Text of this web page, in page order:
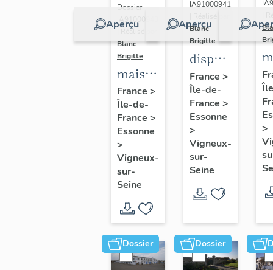
Aperçu
Dossier
| Réalisé par
Blanc
Brigitte
maison
de
notable
dite
maison
Piketty
ou
château
des
Sablières,
la
Pierre
France >
Île-de-
France >
Essonne
>
Vigneux-
sur-
Seine
Aperçu
IA91000941
Blanc
Brigitte
dispensaire
Jeanne
d'Arc
France >
Île-de-
France >
Essonne
>
Vigneux-
sur-
Seine
>
Dossier Dossier